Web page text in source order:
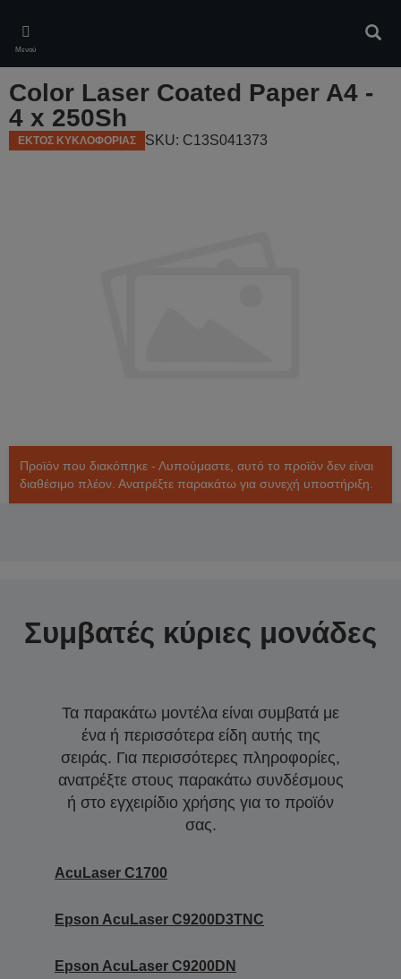
main
content
Μενού
Color Laser Coated Paper A4 -
4 x 250Sh
ΕΚΤΟΣ ΚΥΚΛΟΦΟΡΙΑΣ SKU: C13S041373
Προϊόν που διακόπηκε - Λυπούμαστε, αυτό το προϊόν δεν είναι
διαθέσιμο πλέον. Ανατρέξτε παρακάτω για συνεχή υποστήριξη.
Συμβατές κύριες μονάδες
Τα παρακάτω μοντέλα είναι συμβατά με
ένα ή περισσότερα είδη αυτής της
σειράς. Για περισσότερες πληροφορίες,
ανατρέξτε στους παρακάτω συνδέσμους
ή στο εγχειρίδιο χρήσης για το προϊόν
σας.
AcuLaser C1700
Epson AcuLaser C9200D3TNC
Epson AcuLaser C9200DN